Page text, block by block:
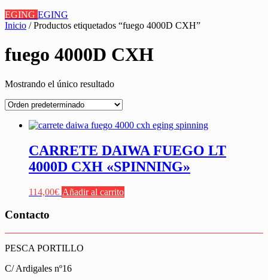
EGING EGING
Inicio / Productos etiquetados “fuego 4000D CXH”
fuego 4000D CXH
Mostrando el único resultado
CARRETE DAIWA FUEGO LT
4000D CXH «SPINNING»
114,00€ Añadir al carrito
Contacto
PESCA PORTILLO
C/ Ardigales nº16